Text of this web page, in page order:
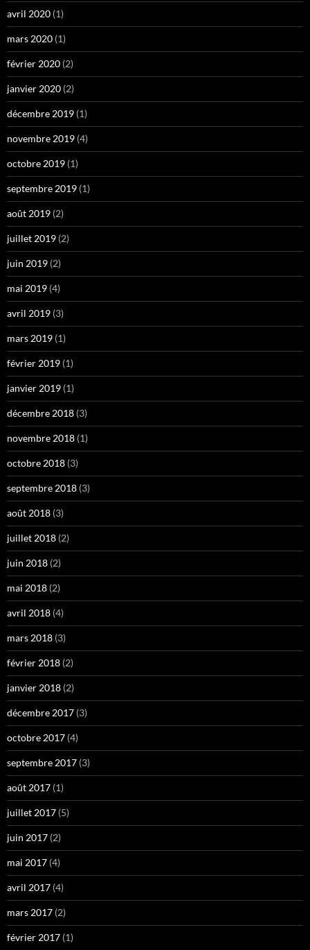
avril 2020 (1)
mars 2020 (1)
février 2020 (2)
janvier 2020 (2)
décembre 2019 (1)
novembre 2019 (4)
octobre 2019 (1)
septembre 2019 (1)
août 2019 (2)
juillet 2019 (2)
juin 2019 (2)
mai 2019 (4)
avril 2019 (3)
mars 2019 (1)
février 2019 (1)
janvier 2019 (1)
décembre 2018 (3)
novembre 2018 (1)
octobre 2018 (3)
septembre 2018 (3)
août 2018 (3)
juillet 2018 (2)
juin 2018 (2)
mai 2018 (2)
avril 2018 (4)
mars 2018 (3)
février 2018 (2)
janvier 2018 (2)
décembre 2017 (3)
octobre 2017 (4)
septembre 2017 (3)
août 2017 (1)
juillet 2017 (5)
juin 2017 (2)
mai 2017 (4)
avril 2017 (4)
mars 2017 (2)
février 2017 (1)